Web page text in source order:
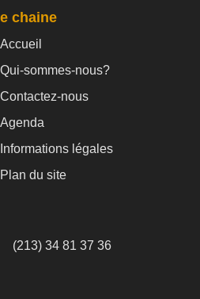
chaine
Accueil
Qui-sommes-nous?
Contactez-nous
Agenda
Informations légales
Plan du site
(213) 34 81 37 36